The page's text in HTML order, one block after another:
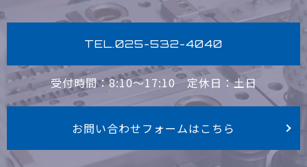
TEL.025-532-4040
受付時間：8:10〜17:10定休日：土日
お問い合わせフォームはこちら